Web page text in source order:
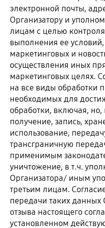
электронной почты,
Организатору и
лицам с целью
выполнения ее
маркетинговых и
осуществления иных
маркетинговых целях.
на все виды обработки
необходимых для
обработки, включая, но,
получение, запись,
использование,
трансграничную
применимым
уничтожение, в т.ч.
Организатора/ иным
третьим лицам.
передачи таких данных
отзыва настоящего
установленном